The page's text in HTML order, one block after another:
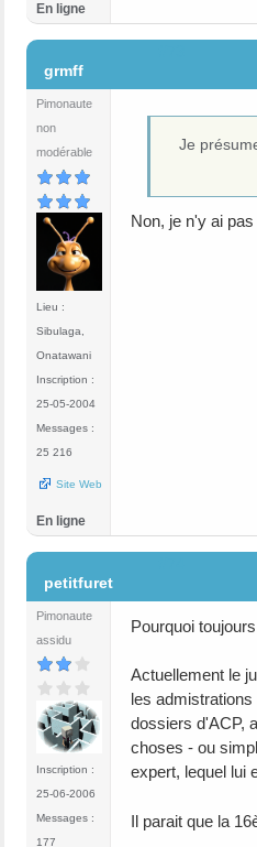
En ligne
grmff
Pimonaute
non
modérable
Lieu :
Sibulaga,
Onatawani
Inscription :
25-05-2004
Messages :
25 216
Site Web
Je
Non, je n'y ai pas
En ligne
petitfuret
Pimonaute
assidu
Inscription :
25-06-2006
Messages :
177
Pourquoi
Actuellement le
les
dossiers d'ACP,
choses - ou
expert, lequel lui
Il parait que la